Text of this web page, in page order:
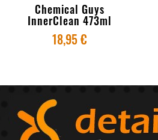
Chemical Guys
InnerClean 473ml
18,95 €